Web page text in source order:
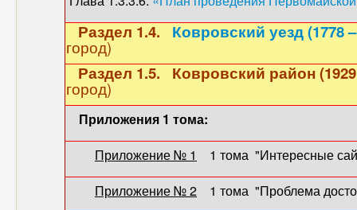
Раздел 1.4. Ковровский уезд (1778 –
город)
Раздел 1.5. Ковровский район (1929
город)
Приложения 1 тома:
Приложение № 1
1 тома "Интересные
Приложение № 2 1 тома "Проблема